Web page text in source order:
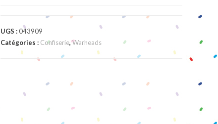
UGS :043909
Catégories : Confiserie,Warheads